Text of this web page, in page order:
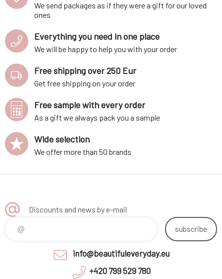
We send packages as if they were a gift for our loved
ones
Everything you need in one place
We will be happy to help you with your order
Free shipping over 250 Eur
Get free shipping on your order
Free sample with every order
As a gift we always pack you a sample
Wide selection
We offer more than 50 brands
Discounts and news by e-mail
subscribe
info@beautifuleveryday.eu
+420 799 529 780